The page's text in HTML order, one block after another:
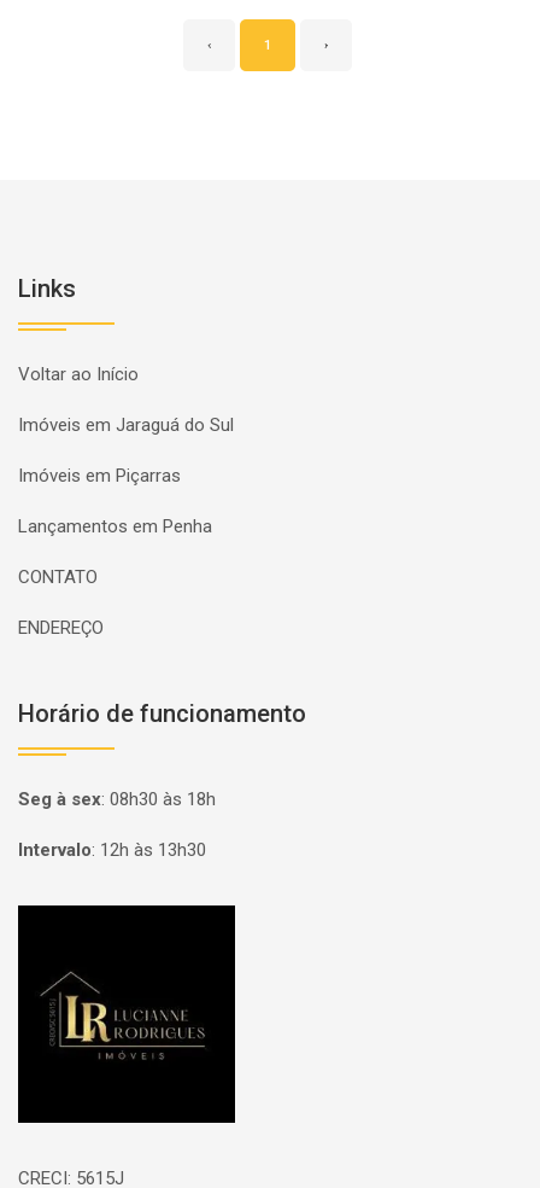
‹ 1 ›
Links
Voltar ao Início
Imóveis em Jaraguá do Sul
Imóveis em Piçarras
Lançamentos em Penha
CONTATO
ENDEREÇO
Horário de funcionamento
Seg à sex: 08h30 às 18h
Intervalo: 12h às 13h30
CRECI: 5615J